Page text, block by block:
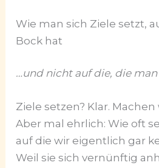
Wie man sich Ziele setzt,
Bock hat
…und nicht auf die, die man
Ziele setzen? Klar. Machen
Aber mal ehrlich: Wie oft
auf die wir eigentlich gar
Weil sie sich vernünftig